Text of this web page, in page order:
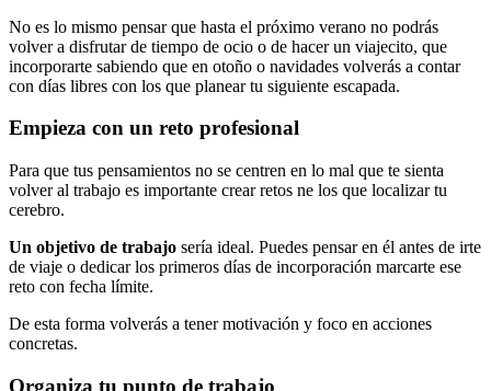
No es lo mismo pensar que hasta el próximo verano no podrás
volver a disfrutar de tiempo de ocio o de hacer un viajecito, que
incorporarte sabiendo que en otoño o navidades volverás a contar
con días libres con los que planear tu siguiente escapada.
Empieza con un reto profesional
Para que tus pensamientos no se centren en lo mal que te sienta
volver al trabajo es importante crear retos ne los que localizar tu
cerebro.
Un objetivo de trabajo sería ideal. Puedes pensar en él antes de irte
de viaje o dedicar los primeros días de incorporación marcarte ese
reto con fecha límite.
De esta forma volverás a tener motivación y foco en acciones
concretas.
Organiza tu punto de trabajo